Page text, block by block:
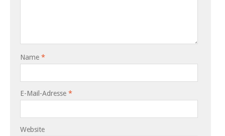
Name *
E-Mail-Adresse *
Website